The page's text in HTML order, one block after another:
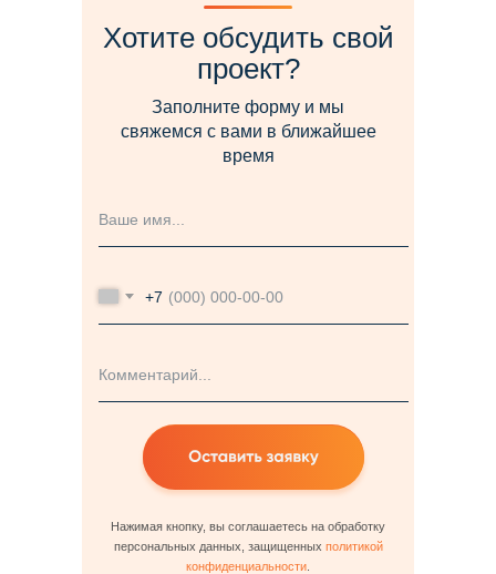
Хотите обсудить свой
проект?
Заполните форму и мы
свяжемся с вами в ближайшее
время
+7
Нажимая кнопку, вы соглашаетесь на обработку
персональных данных, защищенных политикой
конфиденциальности